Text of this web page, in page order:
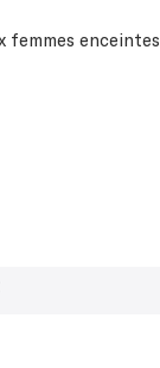
femmes enceintes